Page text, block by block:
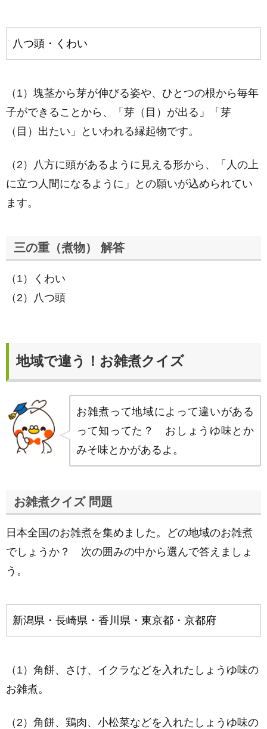
八つ頭・くわい
（1）塊茎から芽が伸びる姿や、ひとつの根から毎年
子ができることから、「芽（目）が出る」「芽
（目）出たい」といわれる縁起物です。
（2）八方に頭があるように見える形から、「人の上
に立つ人間になるように」との願いが込められてい
ます。
三の重（煮物） 解答
（1）くわい
（2）八つ頭
地域で違う！お雑煮クイズ
お雑煮って地域によって違いがある
って知ってた？ おしょうゆ味とか
みそ味とかがあるよ。
お雑煮クイズ 問題
日本全国のお雑煮を集めました。どの地域のお雑煮
でしょうか？ 次の囲みの中から選んで答えましょ
う。
新潟県・長崎県・香川県・東京都・京都府
（1）角餅、さけ、イクラなどを入れたしょうゆ味の
お雑煮。
（2）角餅、鶏肉、小松菜などを入れたしょうゆ味の